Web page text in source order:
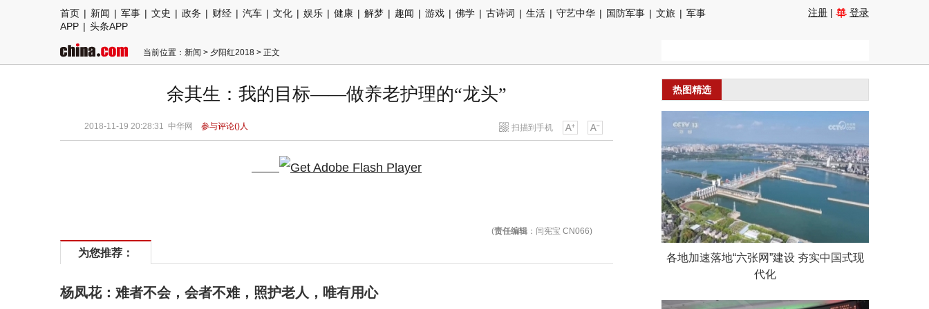
首页 | 新闻 | 军事 | 文史 | 政务 | 财经 | 汽车 | 文化 | 娱乐 | 健康 | 解梦 | 趣闻 | 游戏 | 佛学 | 古诗词 | 生活 | 守艺中华 | 国防军事 | 文旅 | 军事
APP | 头条APP
注册 | 登录
当前位置： 新闻 > 夕阳红2018 > 正文
余其生：我的目标——做养老护理的“龙头”
扫描到手机
2018-11-19 20:28:31 中华网 参与评论()人
(责任编辑 ：闫宪宝 CN066)
为您推荐：
杨凤花：难者不会，会者不难，照护老人，唯有用心
热图精选
各地加速落地“六张网”建设 夯实中国式现
代化